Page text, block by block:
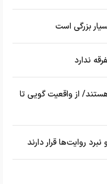
بزرگی است
ندارد
از واقعیت گویی تا
روایت‌ها قرار دارند